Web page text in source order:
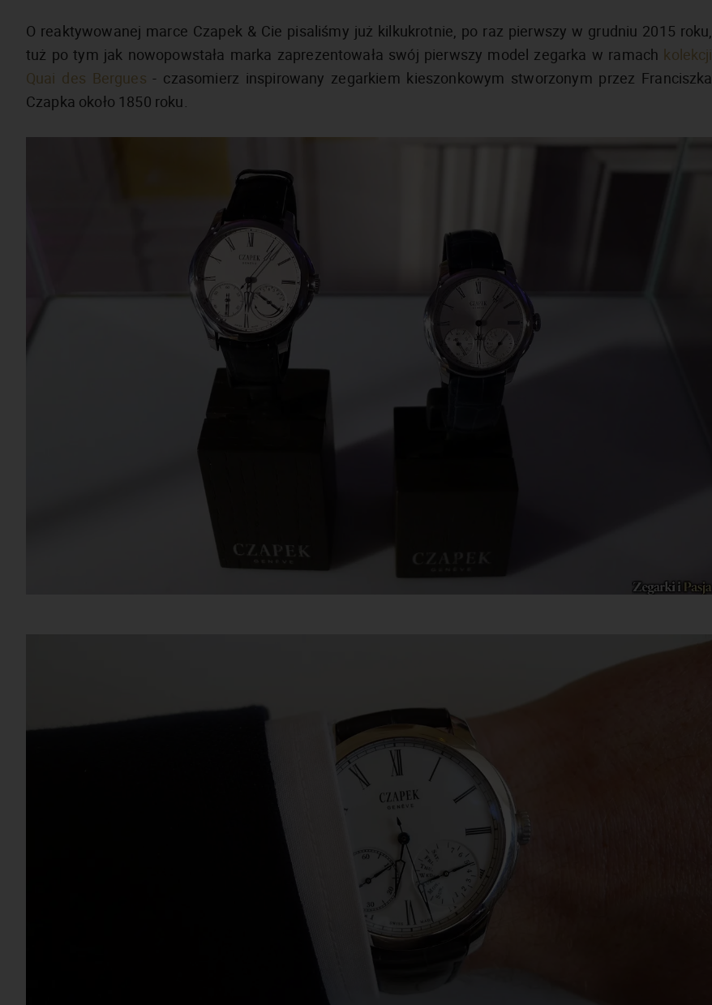
O reaktywowanej marce Czapek & Cie pisaliśmy już kilkukrotnie, po raz pierwszy w grudniu 2015 roku,
tuż po tym jak nowopowstała marka zaprezentowała swój pierwszy model zegarka w ramach kolekcji
Quai des Bergues - czasomierz inspirowany zegarkiem kieszonkowym stworzonym przez Franciszka
Czapka około 1850 roku.